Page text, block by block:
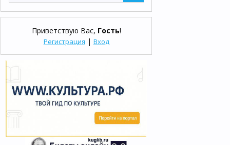
Приветствую Вас, Гость!
Регистрация | Вход